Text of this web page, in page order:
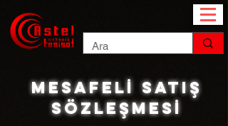
Mesafelİ Satış
Sözleşmesİ